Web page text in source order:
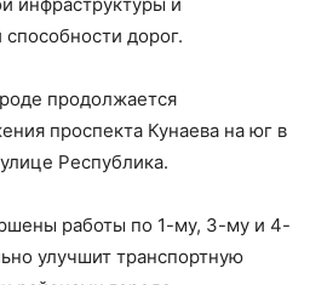
дорог.
продолжается
проспекта Кунаева на юг в
Республика.
работы по 1-му, 3-му и 4-
улучшит транспортную